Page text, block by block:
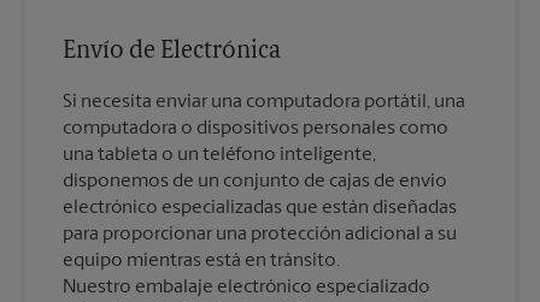
Envío de Electrónica
Si necesita enviar una computadora portátil, una
computadora o dispositivos personales como
una tableta o un teléfono inteligente,
disponemos de un conjunto de cajas de envío
electrónico especializadas que están diseñadas
para proporcionar una protección adicional a su
equipo mientras está en tránsito.
Nuestro embalaje electrónico especializado